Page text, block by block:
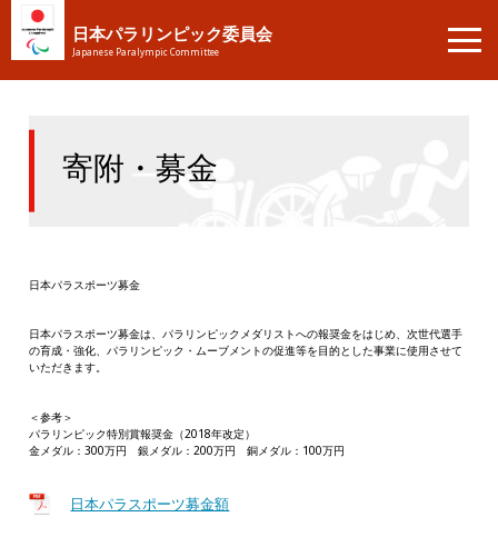
日本パラリンピック委員会
Japanese Paralympic Committee
寄附・募金
日本パラスポーツ募金
日本パラスポーツ募金は、パラリンピックメダリストへの報奨金をはじめ、次世代選手
の育成・強化、パラリンピック・ムーブメントの促進等を目的とした事業に使用させて
いただきます。
＜参考＞
パラリンピック特別賞報奨金（2018年改定）
金メダル：300万円 銀メダル：200万円 銅メダル：100万円
日本パラスポーツ募金額